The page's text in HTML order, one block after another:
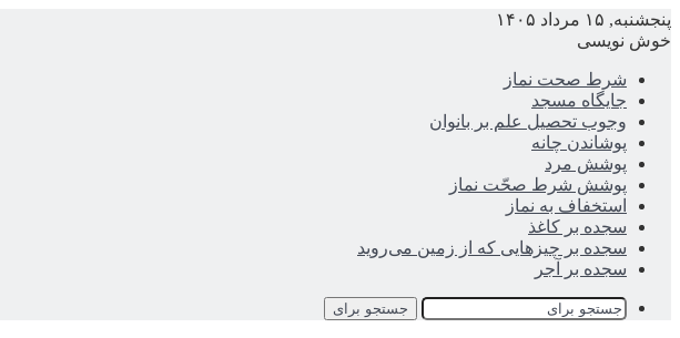
پنجشنبه, ۱۵ مرداد ۱۴۰۵
خوش نویسی
شرط صحت نماز
جایگاه مسجد
وجوب تحصیل علم بر بانوان
پوشاندن چانه
پوشش مرد
پوشش شرط صحّت نماز
استخفاف به نماز
سجده بر کاغذ
سجده بر چیزهایی که از زمین می‌روید
سجده بر آجر
جستجو برای